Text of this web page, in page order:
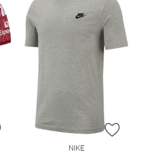
ZUR WUNSCHLISTE HINZUFÜGEN
ZUR
NIKE